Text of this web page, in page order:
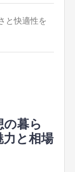
と快適性を
暮ら
力と相場